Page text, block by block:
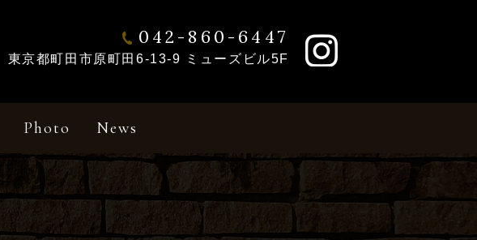
042-860-6447
東京都町田市原町田6-13-9 ミューズビル5F
Photo News